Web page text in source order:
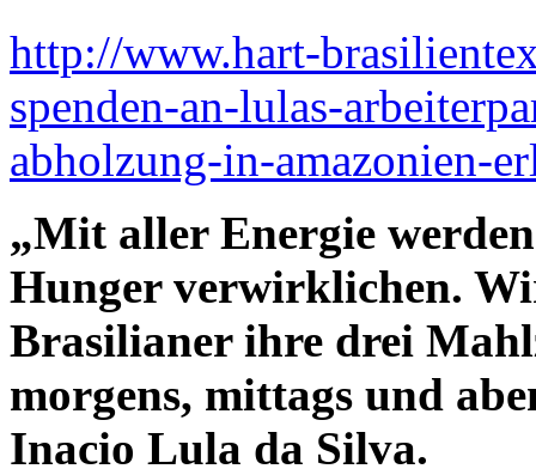
http://www.hart-
spenden-an-lulas-
abholzung-in-amazonien-
„Mit aller Energie
Hunger verwirklichen.
Brasilianer ihre drei
morgens, mittags und
Inacio Lula da Silva.